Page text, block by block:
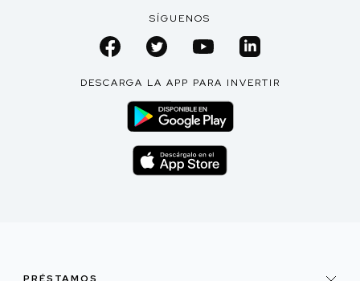
SÍGUENOS
DESCARGA LA APP PARA INVERTIR